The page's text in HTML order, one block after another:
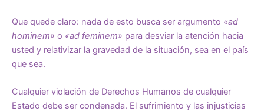
Que quede claro: nada de esto busca ser argumento «ad
hominem» o «ad feminem» para desviar la atención hacia
usted y relativizar la gravedad de la situación, sea en el país
que sea.
Cualquier violación de Derechos Humanos de cualquier
Estado debe ser condenada. El sufrimiento y las injusticias